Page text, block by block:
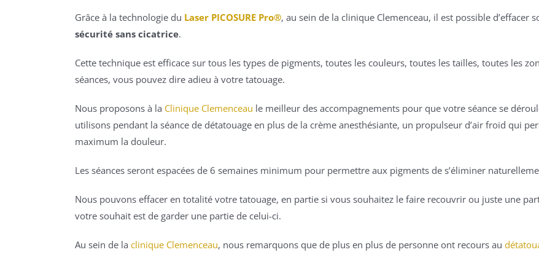
Grâce à la technologie du Laser PICOSURE Pro®, au sein de la clinique Clemenceau, il est possible d’effacer
sécurité sans cicatrice.
Cette technique est efficace sur tous les types de pigments, toutes les couleurs, toutes les tailles, toutes les
séances, vous pouvez dire adieu à votre tatouage.
Nous proposons à la Clinique Clemenceau le meilleur des accompagnements pour que votre séance se
utilisons pendant la séance de détatouage en plus de la crème anesthésiante, un propulseur d’air froid qui
maximum la douleur.
Les séances seront espacées de 6 semaines minimum pour permettre aux pigments de s’éliminer
Nous pouvons effacer en totalité votre tatouage, en partie si vous souhaitez le faire recouvrir ou juste une
votre souhait est de garder une partie de celui-ci.
Au sein de la clinique Clemenceau, nous remarquons que de plus en plus de personne ont recours au